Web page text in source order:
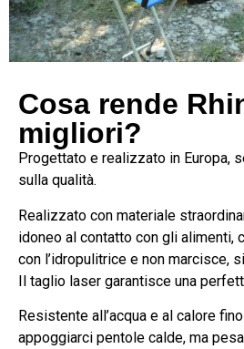
Cosa rende
migliori?
Progettato e realizzato in Europa,
sulla qualità.
Realizzato con materiale
idoneo al contatto con gli alimenti,
con l’idropulitrice e non marcisce,
Il taglio laser garantisce una
Resistente all’acqua e al calore
appoggiarci pentole calde, ma